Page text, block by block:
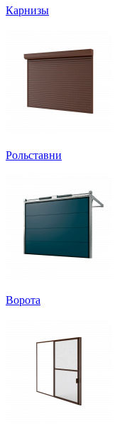
Карнизы
Рольставни
Ворота